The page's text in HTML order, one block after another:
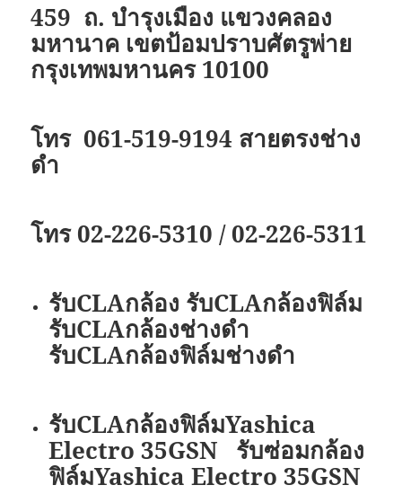
459 ถ. บำรุงเมือง แขวงคลอง
มหานาค เขตป้อมปราบศัตรูพ่าย
กรุงเทพมหานคร 10100
โทร 061-519-9194 สายตรงช่าง
ดำ
โทร 02-226-5310 / 02-226-5311
รับCLAกล้อง รับCLAกล้องฟิล์ม
รับCLAกล้องช่างดำ
รับCLAกล้องฟิล์มช่างดำ
รับCLAกล้องฟิล์มYashica
Electro 35GSN รับซ่อมกล้อง
ฟิล์มYashica Electro 35GSN